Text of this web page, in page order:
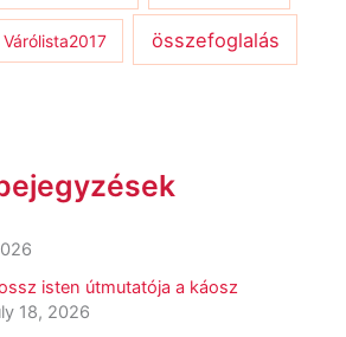
Várólista2017 összefoglalás
isten útmutatója a káosz
18, 2026